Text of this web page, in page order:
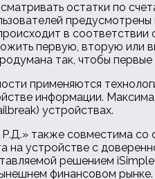
остатки по
в
первую, вторую или
так, чтобы
применяются
информации.
устройствах.
также совместима со
на устройстве с
решением
финансовом рынке.